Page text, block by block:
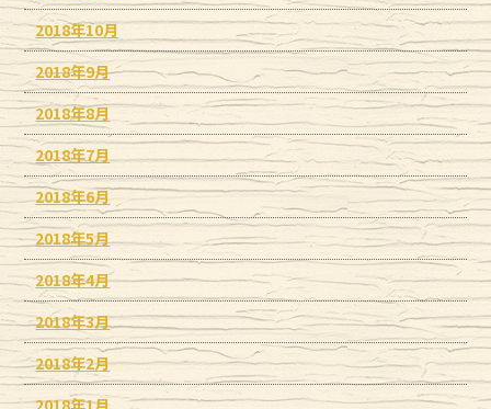
2018年10月
2018年9月
2018年8月
2018年7月
2018年6月
2018年5月
2018年4月
2018年3月
2018年2月
2018年1月